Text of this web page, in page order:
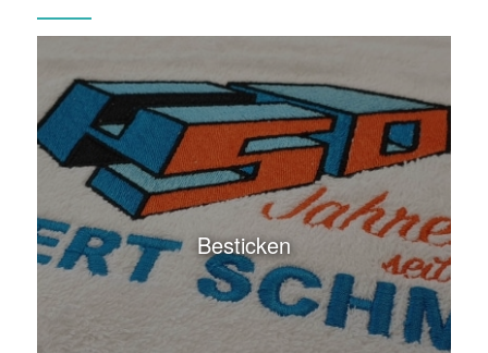
Besticken